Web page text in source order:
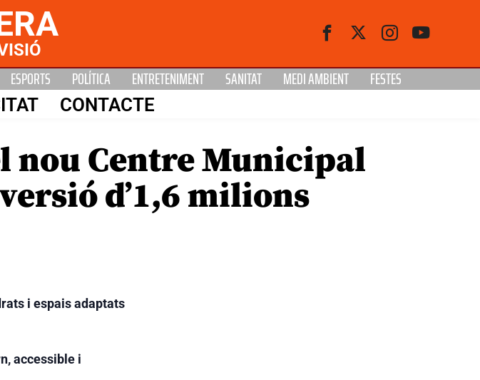
ESPORTS POLÍTICA ENTRETENIMENT SANITAT MEDI AMBIENT FESTES
CONTACTE
nou Centre Municipal
d’1,6 milions
i espais adaptats
accessible i